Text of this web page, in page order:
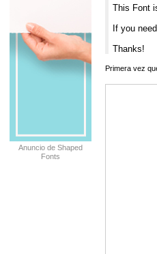
Anuncio de Shaped
Fonts
This Font
If you
Thanks!
Primera vez